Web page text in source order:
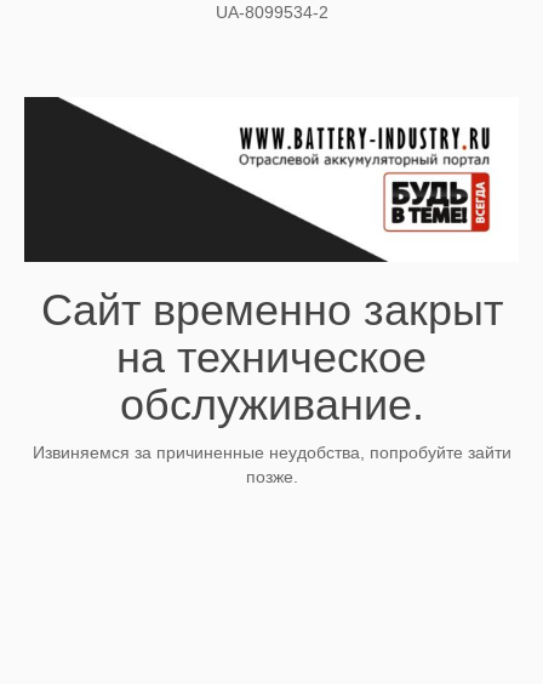
UA-8099534-2
Сайт временно закрыт
на техническое
обслуживание.
Извиняемся за причиненные неудобства, попробуйте зайти
позже.